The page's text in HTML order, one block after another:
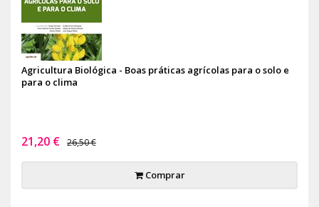
Agricultura Biológica - Boas práticas agrícolas para o solo e
para o clima
21,20 € 26,50 €
Comprar